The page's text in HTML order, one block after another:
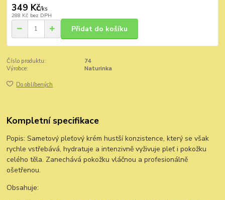
349 Kč/ks
288 Kč bez DPH
Přidat do košíku
Číslo produktu:
74
Výrobce:
Naturinka
Do oblíbených
Kompletní specifikace
Popis: Sametový pleťový krém hustší konzistence, který se však
rychle vstřebává, hydratuje a intenzivně vyživuje pleť i pokožku
celého těla. Zanechává pokožku vláčnou a profesionálně
ošetřenou.
Obsahuje: